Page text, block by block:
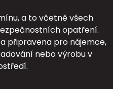
a to včetně všech
opatření.
připravena pro nájemce,
nebo výrobu v